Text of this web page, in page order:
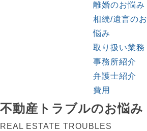
離婚のお悩み
相続/遺言のお
悩み
取り扱い業務
事務所紹介
弁護士紹介
費用
不動産トラブルのお悩み
REAL ESTATE TROUBLES